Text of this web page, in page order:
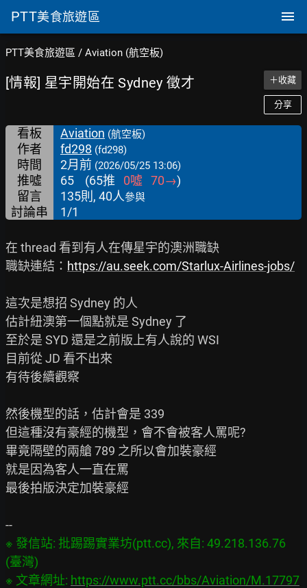
PTT美食旅遊區
PTT美食旅遊區 / Aviation (航空板)
[情報] 星宇開始在 Sydney 徵才 ＋收藏
分享
看板 Aviation (航空板)
作者 fd298 (fd298)
時間 2月前 (2026/05/25 13:06)
推噓 65 (65推 0噓 70→)
留言
135則, 40人參與
討論串 1/1
在 thread 看到有人在傳星宇的澳洲職缺
職缺連結： https://au.seek.com/Starlux-Airlines-jobs/
這次是想招 Sydney 的人
估計紐澳第一個點就是 Sydney 了
至於是 SYD 還是之前版上有人說的 WSI
目前從 JD 看不出來
有待後續觀察
然後機型的話，估計會是 339
但這種沒有豪經的機型，會不會被客人罵呢?
畢竟隔壁的兩艙 789 之所以會加裝豪經
就是因為客人一直在罵
最後拍版決定加裝豪經
※ 發信站: 批踢踢實業坊(ptt.cc), 來自: 49.218.136.76
(臺灣)
※ 文章網址: https://www.ptt.cc/bbs/Aviation/M.17797